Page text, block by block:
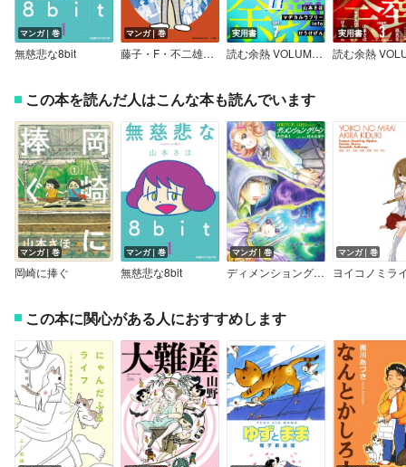
マンガ｜巻
無慈悲な8bit
マンガ｜巻
藤子・F・不二雄トリビュート＆原作アンソロジー F THE TRIBUTE
実用書
読む余熱 VOLUME 7
実用書
この本を読んだ人はこんな本も読んでいます
マンガ｜巻
岡崎に捧ぐ
マンガ｜巻
無慈悲な8bit
マンガ｜巻
ディメンショングリーン 大合本
マンガ｜巻
この本に関心がある人におすすめします